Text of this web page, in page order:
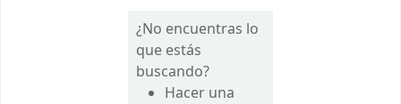
¿No encuentras lo
que estás
buscando?
Hacer una